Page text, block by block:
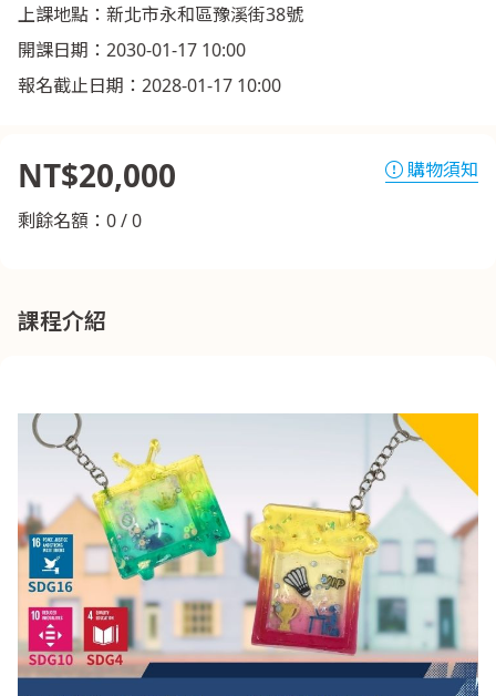
上課地點：新北市永和區豫溪街38號
開課日期：2030-01-17 10:00
報名截止日期：2028-01-17 10:00
課程介紹
NT$20,000 購物須知
剩餘名額：0 / 0